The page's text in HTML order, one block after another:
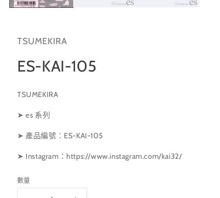
啟
TSUMEKIRA
ES-KAI-105
TSUMEKIRA
➤ es 系列
➤ 產品編號：ES-KAI-105
➤ Instagram ：https://www.instagram.com/kai32/
數量